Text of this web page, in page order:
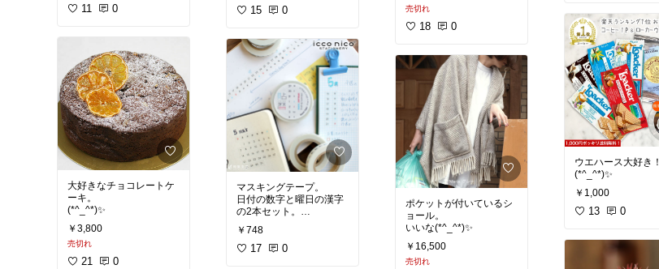
11 0
大好きなチョコレートケ
ーキ。
(*^_^*)✨
￥3,800
売切れ
21 0
15 0
マスキングテープ。
日付の数字と曜日の漢字
の2本セット。
日付と曜日が縦に並ぶタ
イプと、
横に並ぶタイプ。
￥748
17 0
売切れ
18 0
ポケットが付いているシ
ョール。
いいな(*^_^*)✨
￥16,500
売切れ
ウエハース大好き！
(*^_^*)✨
￥1,000
13 0